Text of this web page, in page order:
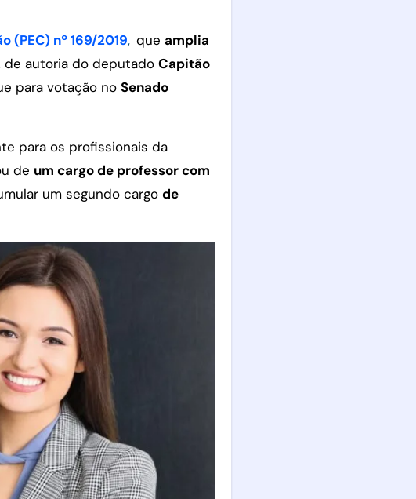
(PEC) nº 169/2019, que amplia
de autoria do deputado Capitão
para votação no Senado
para os profissionais da
de um cargo de professor com
um segundo cargo de